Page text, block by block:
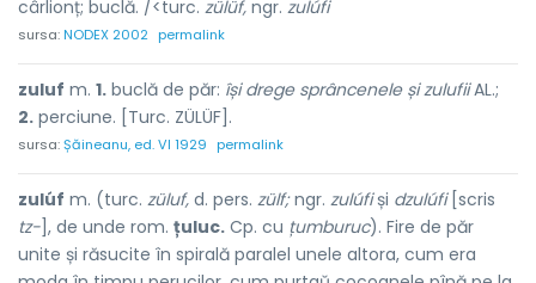
cârlionț; buclă. /<turc. zülüf, ngr. zulúfi
sursa:NODEX 2002 permalink
zuluf m. 1. buclă de păr: își drege sprâncenele și zulufiiAL.;
2. perciune. [Turc. ZÜLÜF].
sursa:Șăineanu, ed. VI 1929 permalink
zulúf m. (turc. züluf, d. pers. zülf;ngr. zulúfiși dzulúfi[scris
tz- ], de unde rom. țuluc. Cp. cu țumburuc). Fire de păr
unite și răsucite în spirală paralel unele altora, cum era